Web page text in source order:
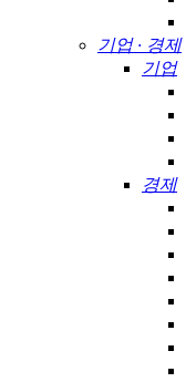
기업 · 경제
기업
경제